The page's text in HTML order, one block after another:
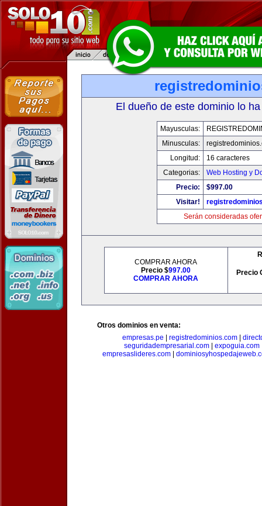
El dueño de este dominio lo
Mayusculas:
Minusculas:
Longitud:
16 caracteres
Categorias:
Web Hosting y
Precio:
$997.00
Visitar!
Serán consideradas
COMPRAR AHORA
Precio $997.00
COMPRAR AHORA
Precio
Otros dominios en venta:
empresas.pe
registredominios.com
seguridadempresarial.com
expoguia.com
empresaslideres.com|